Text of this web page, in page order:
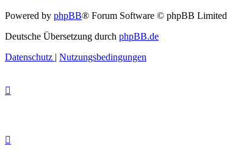
Powered by phpBB® Forum Software © phpBB Limited
Deutsche Übersetzung durch phpBB.de
Datenschutz | Nutzungsbedingungen